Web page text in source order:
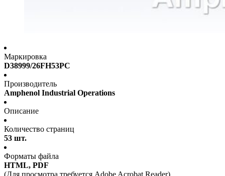
Маркировка
D38999/26FH53PC
Производитель
Amphenol Industrial Operations
Описание
Количество страниц
53 шт.
Форматы файла
HTML, PDF